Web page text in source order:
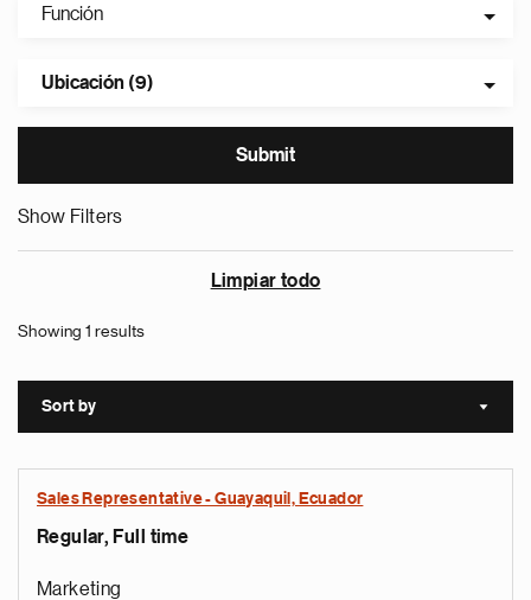
Función
Ubicación (9)
Show Filters
Limpiar todo
Showing 1 results
Sort by Sort
Sales Representative - Guayaquil, Ecuador
Regular, Full time
Marketing